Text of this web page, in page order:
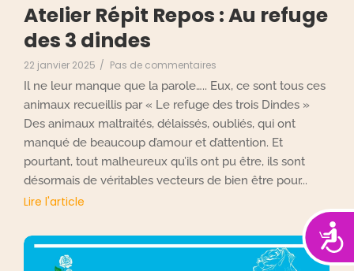
Atelier Répit Repos : Au refuge
des 3 dindes
22 janvier 2025 / Pas de commentaires
Il ne leur manque que la parole….. Eux, ce sont tous ces
animaux recueillis par « Le refuge des trois Dindes »
Des animaux maltraités, délaissés, oubliés, qui ont
manqué de beaucoup d’amour et d’attention. Et
pourtant, tout malheureux qu’ils ont pu être, ils sont
désormais de véritables vecteurs de bien être pour...
Lire l'article